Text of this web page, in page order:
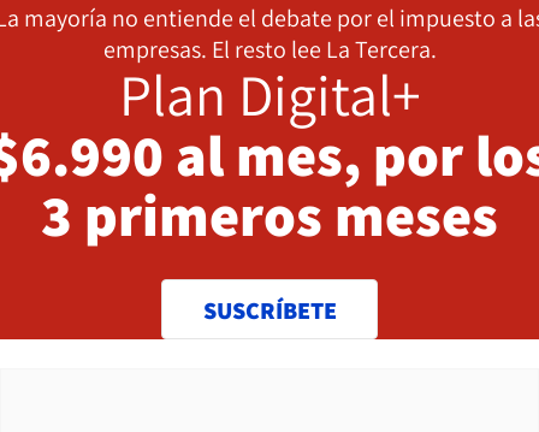
mayoría no entiende el debate por el impuesto a
empresas. El resto lee La Tercera.
Plan Digital+
al mes, por
3 primeros meses
SUSCRÍBETE